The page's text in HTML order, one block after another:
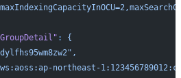
:
{
northeast-